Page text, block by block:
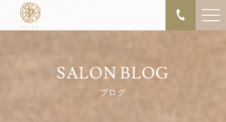
SALON BLOG
ブログ